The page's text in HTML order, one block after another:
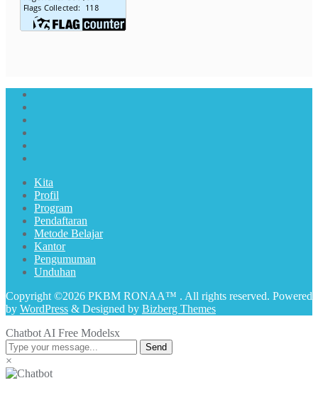
Kita
Profil
Program
Pendaftaran
Metode Belajar
Kantor
Pengumuman
Unduhan
Copyright ©2026 PKBM RONAA™ . All rights reserved. Powered
by WordPress & Designed by Bizberg Themes
Chatbot AI Free Modelsx
Send
×